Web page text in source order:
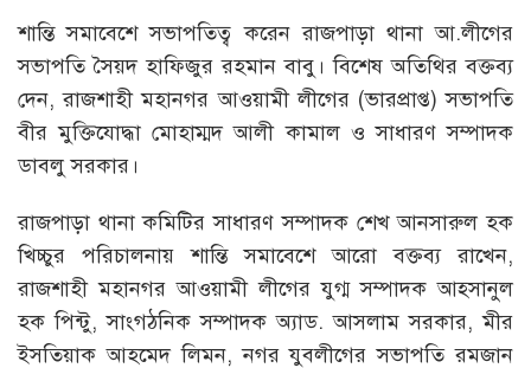
শান্তি সমাবেশে সভাপতিত্ব করেন রাজপাড়া থানা আ.লীগের
সভাপতি সৈয়দ হাফিজুর রহমান বাবু। বিশেষ অতিথির বক্তব্য
দেন, রাজশাহী মহানগর আওয়ামী লীগের (ভারপ্রাপ্ত) সভাপতি
বীর মুক্তিযোদ্ধা মোহাম্মদ আলী কামাল ও সাধারণ সম্পাদক
ডাবলু সরকার।
রাজপাড়া থানা কমিটির সাধারণ সম্পাদক শেখ আনসারুল হক
খিচ্চুর পরিচালনায় শান্তি সমাবেশে আরো বক্তব্য রাখেন,
রাজশাহী মহানগর আওয়ামী লীগের যুগ্ম সম্পাদক আহ্সানুল
হক পিন্টু, সাংগঠনিক সম্পাদক অ্যাড. আসলাম সরকার, মীর
ইসতিয়াক আহমেদ লিমন, নগর যুবলীগের সভাপতি রমজান